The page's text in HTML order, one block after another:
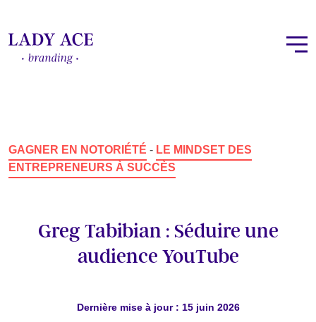
GAGNER EN NOTORIÉTÉ - LE MINDSET DES
ENTREPRENEURS À SUCCÈS
Greg Tabibian : Séduire une
audience YouTube
Dernière mise à jour : 15 juin 2026